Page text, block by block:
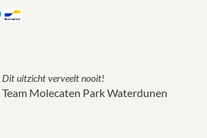
Dit uitzicht verveelt nooit!
Team Molecaten Park Waterdunen